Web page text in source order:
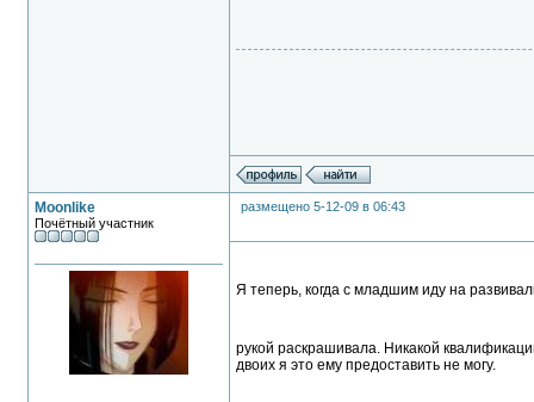
Moonlike
Почётный участник
размещено 5-12-09 в 06:43
Я теперь, когда с младшим иду на
рукой раскрашивала. Никакой
двоих я это ему предоставить не могу.